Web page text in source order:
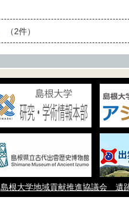
（2件）
島根大学地域貢献推進協議会 遺